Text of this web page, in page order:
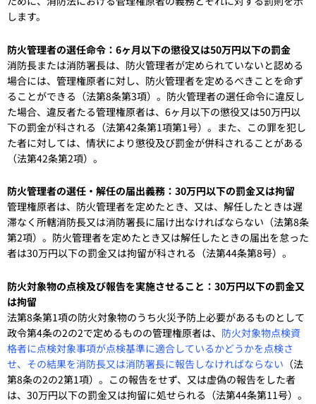
します。
防火管理者の選任命令：6ヶ月以下の懲役又は50万円以下の罰金
消防長または消防署長は、防火管理者が定められていないと認める
場合には、管理権原者に対し、防火管理者を定めるべきことを命ず
ることができる（法第8条第3項）。防火管理者の選任命令に違反し
た場合、違反者たる管理権原者は、6ヶ月以下の懲役又は50万円以
下の罰金が科される（法第42条第1項第1号）。また、この罪を犯し
た者に対しては、情状により懲役及び罰金が併科されることがある
（法第42条第2項）。
防火管理者の選任・解任の届出義務：30万円以下の罰金又は拘留
管理権原者は、防火管理者を定めたとき、又は、解任したときは遅
滞なく所轄消防長又は消防署長に届け出なければならない（法第8条
第2項）。防火管理者を定めたとき又は解任したときの届出を怠った
者は30万円以下の罰金又は拘留が科される（法第44条第8号）。
防火対象物の点検及び報告を実施させること：30万円以下の罰金又
は拘留
法第8条第1項の防火対象物のうち火災予防上必要があるものとして
政令第4条の2の2で定めるものの管理権原者は、 防火対象物点検資
格者に点検対象事項が点検基準に適合しているかどうかを点検さ
せ、その結果を消防長又は消防署長に報告しなければならない （法
第8条の2の2第1項）。この報告をせず、又は虚偽の報告をした者
は、30万円以下の罰金又は拘留に処せられる（法第44条第11号）。